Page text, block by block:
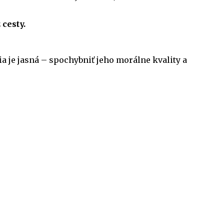
je jasná – spochybniť jeho morálne kvality a